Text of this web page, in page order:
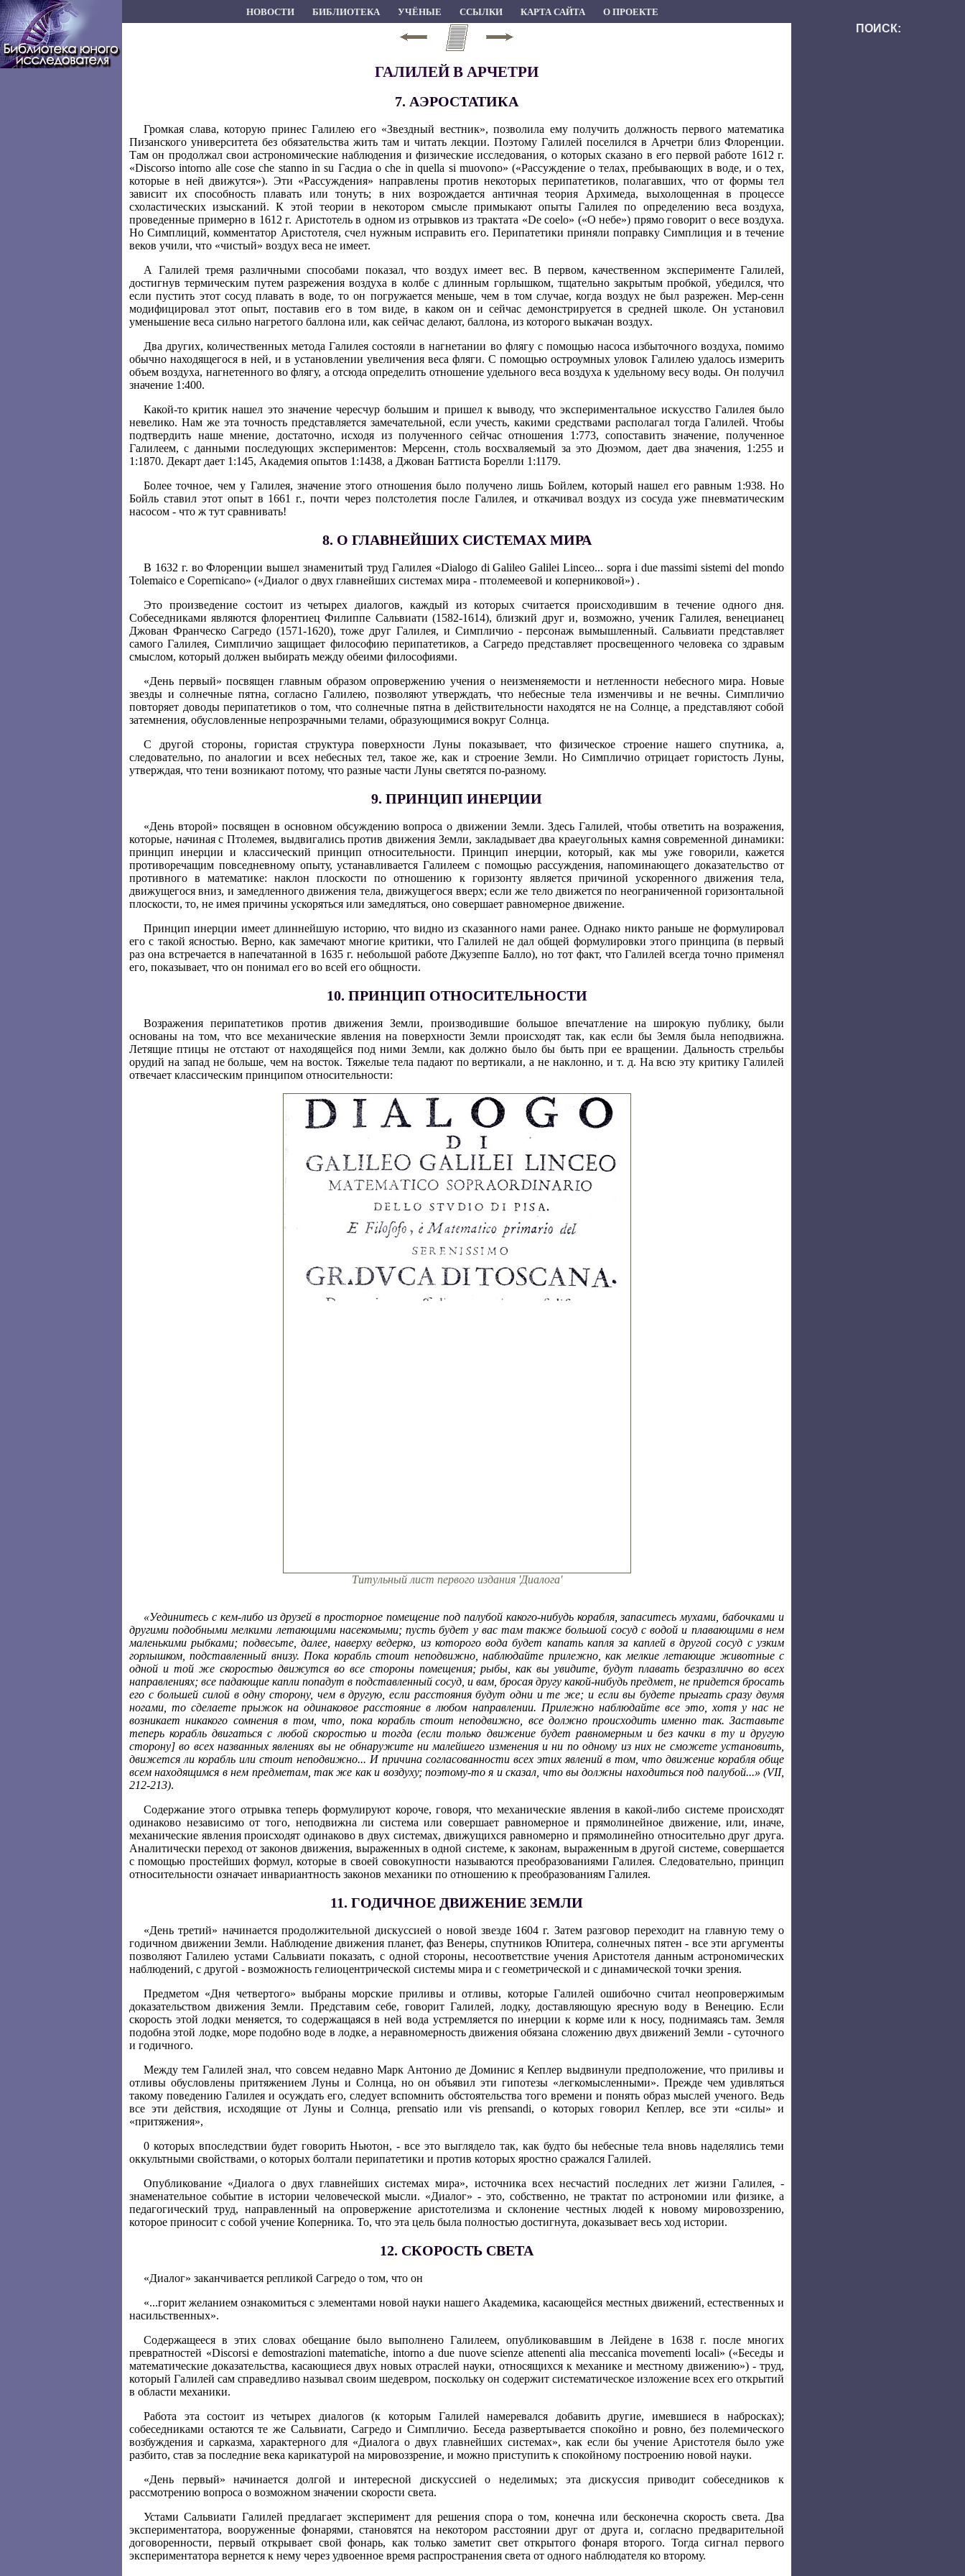
НОВОСТИ БИБЛИОТЕКА УЧЁНЫЕ ССЫЛКИ КАРТА САЙТА О ПРОЕКТЕ
ГАЛИЛЕЙ В АРЧЕТРИ
7. АЭРОСТАТИКА
Громкая слава, которую принес Галилею его «Звездный вестник», позволила ему получить должность первого математика
Пизанского университета без обязательства жить там и читать лекции. Поэтому Галилей поселился в Арчетри близ Флоренции.
Там он продолжал свои астрономические наблюдения и физические исследования, о которых сказано в его первой работе 1612 г.
«Discorso intorno alle cose che stanno in su Гасдиа о che in quella si muovono» («Рассуждение о телах, пребывающих в воде, и о тех,
которые в ней движутся»). Эти «Рассуждения» направлены против некоторых перипатетиков, полагавших, что от формы тел
зависит их способность плавать или тонуть; в них возрождается античная теория Архимеда, выхолощенная в процессе
схоластических изысканий. К этой теории в некотором смысле примыкают опыты Галилея по определению веса воздуха,
проведенные примерно в 1612 г. Аристотель в одном из отрывков из трактата «De coelo» («О небе») прямо говорит о весе воздуха.
Но Симплиций, комментатор Аристотеля, счел нужным исправить его. Перипатетики приняли поправку Симплиция и в течение
веков учили, что «чистый» воздух веса не имеет.
А Галилей тремя различными способами показал, что воздух имеет вес. В первом, качественном эксперименте Галилей,
достигнув термическим путем разрежения воздуха в колбе с длинным горлышком, тщательно закрытым пробкой, убедился, что
если пустить этот сосуд плавать в воде, то он погружается меньше, чем в том случае, когда воздух не был разрежен. Мер-сенн
модифицировал этот опыт, поставив его в том виде, в каком он и сейчас демонстрируется в средней школе. Он установил
уменьшение веса сильно нагретого баллона или, как сейчас делают, баллона, из которого выкачан воздух.
Два других, количественных метода Галилея состояли в нагнетании во флягу с помощью насоса избыточного воздуха, помимо
обычно находящегося в ней, и в установлении увеличения веса фляги. С помощью остроумных уловок Галилею удалось измерить
объем воздуха, нагнетенного во флягу, а отсюда определить отношение удельного веса воздуха к удельному весу воды. Он получил
значение 1:400.
Какой-то критик нашел это значение чересчур большим и пришел к выводу, что экспериментальное искусство Галилея было
невелико. Нам же эта точность представляется замечательной, если учесть, какими средствами располагал тогда Галилей. Чтобы
подтвердить наше мнение, достаточно, исходя из полученного сейчас отношения 1:773, сопоставить значение, полученное
Галилеем, с данными последующих экспериментов: Мерсенн, столь восхваляемый за это Дюэмом, дает два значения, 1:255 и
1:1870. Декарт дает 1:145, Академия опытов 1:1438, а Джован Баттиста Борелли 1:1179.
Более точное, чем у Галилея, значение этого отношения было получено лишь Бойлем, который нашел его равным 1:938. Но
Бойль ставил этот опыт в 1661 г., почти через полстолетия после Галилея, и откачивал воздух из сосуда уже пневматическим
насосом - что ж тут сравнивать!
8. О ГЛАВНЕЙШИХ СИСТЕМАХ МИРА
В 1632 г. во Флоренции вышел знаменитый труд Галилея «Dialogo di Galileo Galilei Linceo... sopra i due massimi sistemi del mondo
Tolemaico e Copernicano» («Диалог о двух главнейших системах мира - птолемеевой и коперниковой») .
Это произведение состоит из четырех диалогов, каждый из которых считается происходившим в течение одного дня.
Собеседниками являются флорентиец Филиппе Сальвиати (1582-1614), близкий друг и, возможно, ученик Галилея, венецианец
Джован Франческо Сагредо (1571-1620), тоже друг Галилея, и Симпличио - персонаж вымышленный. Сальвиати представляет
самого Галилея, Симпличио защищает философию перипатетиков, а Сагредо представляет просвещенного человека со здравым
смыслом, который должен выбирать между обеими философиями.
«День первый» посвящен главным образом опровержению учения о неизменяемости и нетленности небесного мира. Новые
звезды и солнечные пятна, согласно Галилею, позволяют утверждать, что небесные тела изменчивы и не вечны. Симпличио
повторяет доводы перипатетиков о том, что солнечные пятна в действительности находятся не на Солнце, а представляют собой
затемнения, обусловленные непрозрачными телами, образующимися вокруг Солнца.
С другой стороны, гористая структура поверхности Луны показывает, что физическое строение нашего спутника, а,
следовательно, по аналогии и всех небесных тел, такое же, как и строение Земли. Но Симпличио отрицает гористость Луны,
утверждая, что тени возникают потому, что разные части Луны светятся по-разному.
9. ПРИНЦИП ИНЕРЦИИ
«День второй» посвящен в основном обсуждению вопроса о движении Земли. Здесь Галилей, чтобы ответить на возражения,
которые, начиная с Птолемея, выдвигались против движения Земли, закладывает два краеугольных камня современной динамики:
принцип инерции и классический принцип относительности. Принцип инерции, который, как мы уже говорили, кажется
противоречащим повседневному опыту, устанавливается Галилеем с помощью рассуждения, напоминающего доказательство от
противного в математике: наклон плоскости по отношению к горизонту является причиной ускоренного движения тела,
движущегося вниз, и замедленного движения тела, движущегося вверх; если же тело движется по неограниченной горизонтальной
плоскости, то, не имея причины ускоряться или замедляться, оно совершает равномерное движение.
Принцип инерции имеет длиннейшую историю, что видно из сказанного нами ранее. Однако никто раньше не формулировал
его с такой ясностью. Верно, как замечают многие критики, что Галилей не дал общей формулировки этого принципа (в первый
раз она встречается в напечатанной в 1635 г. небольшой работе Джузеппе Балло), но тот факт, что Галилей всегда точно применял
его, показывает, что он понимал его во всей его общности.
10. ПРИНЦИП ОТНОСИТЕЛЬНОСТИ
Возражения перипатетиков против движения Земли, производившие большое впечатление на широкую публику, были
основаны на том, что все механические явления на поверхности Земли происходят так, как если бы Земля была неподвижна.
Летящие птицы не отстают от находящейся под ними Земли, как должно было бы быть при ее вращении. Дальность стрельбы
орудий на запад не больше, чем на восток. Тяжелые тела падают по вертикали, а не наклонно, и т. д. На всю эту критику Галилей
отвечает классическим принципом относительности:
Титульный лист первого издания 'Диалога'
«Уединитесь с кем-либо из друзей в просторное помещение под палубой какого-нибудь корабля, запаситесь мухами, бабочками и
другими подобными мелкими летающими насекомыми; пусть будет у вас там также большой сосуд с водой и плавающими в нем
маленькими рыбками; подвесьте, далее, наверху ведерко, из которого вода будет капать капля за каплей в другой сосуд с узким
горлышком, подставленный внизу. Пока корабль стоит неподвижно, наблюдайте прилежно, как мелкие летающие животные с
одной и той же скоростью движутся во все стороны помещения; рыбы, как вы увидите, будут плавать безразлично во всех
направлениях; все падающие капли попадут в подставленный сосуд, и вам, бросая другу какой-нибудь предмет, не придется бросать
его с большей силой в одну сторону, чем в другую, если расстояния будут одни и те же; и если вы будете прыгать сразу двумя
ногами, то сделаете прыжок на одинаковое расстояние в любом направлении. Прилежно наблюдайте все это, хотя у нас не
возникает никакого сомнения в том, что, пока корабль стоит неподвижно, все должно происходить именно так. Заставьте
теперь корабль двигаться с любой скоростью и тогда (если только движение будет равномерным и без качки в ту и другую
сторону] во всех названных явлениях вы не обнаружите ни малейшего изменения и ни по одному из них не сможете установить,
движется ли корабль или стоит неподвижно... И причина согласованности всех этих явлений в том, что движение корабля обще
всем находящимся в нем предметам, так же как и воздуху; поэтому-то я и сказал, что вы должны находиться под палубой...» (VII,
212-213).
Содержание этого отрывка теперь формулируют короче, говоря, что механические явления в какой-либо системе происходят
одинаково независимо от того, неподвижна ли система или совершает равномерное и прямолинейное движение, или, иначе,
механические явления происходят одинаково в двух системах, движущихся равномерно и прямолинейно относительно друг друга.
Аналитически переход от законов движения, выраженных в одной системе, к законам, выраженным в другой системе, совершается
с помощью простейших формул, которые в своей совокупности называются преобразованиями Галилея. Следовательно, принцип
относительности означает инвариантность законов механики по отношению к преобразованиям Галилея.
11. ГОДИЧНОЕ ДВИЖЕНИЕ ЗЕМЛИ
«День третий» начинается продолжительной дискуссией о новой звезде 1604 г. Затем разговор переходит на главную тему о
годичном движении Земли. Наблюдение движения планет, фаз Венеры, спутников Юпитера, солнечных пятен - все эти аргументы
позволяют Галилею устами Сальвиати показать, с одной стороны, несоответствие учения Аристотеля данным астрономических
наблюдений, с другой - возможность гелиоцентрической системы мира и с геометрической и с динамической точки зрения.
Предметом «Дня четвертого» выбраны морские приливы и отливы, которые Галилей ошибочно считал неопровержимым
доказательством движения Земли. Представим себе, говорит Галилей, лодку, доставляющую яресную воду в Венецию. Если
скорость этой лодки меняется, то содержащаяся в ней вода устремляется по инерции к корме или к носу, поднимаясь там. Земля
подобна этой лодке, море подобно воде в лодке, а неравномерность движения обязана сложению двух движений Земли - суточного
и годичного.
Между тем Галилей знал, что совсем недавно Марк Антонио де Доминис я Кеплер выдвинули предположение, что приливы и
отливы обусловлены притяжением Луны и Солнца, но он объявил эти гипотезы «легкомысленными». Прежде чем удивляться
такому поведению Галилея и осуждать его, следует вспомнить обстоятельства того времени и понять образ мыслей ученого. Ведь
все эти действия, исходящие от Луны и Солнца, prensatio или vis prensandi, о которых говорил Кеплер, все эти «силы» и
«притяжения»,
0 которых впоследствии будет говорить Ньютон, - все это выглядело так, как будто бы небесные тела вновь наделялись теми
оккультными свойствами, о которых болтали перипатетики и против которых яростно сражался Галилей.
Опубликование «Диалога о двух главнейших системах мира», источника всех несчастий последних лет жизни Галилея, -
знаменательное событие в истории человеческой мысли. «Диалог» - это, собственно, не трактат по астрономии или физике, а
педагогический труд, направленный на опровержение аристотелизма и склонение честных людей к новому мировоззрению,
которое приносит с собой учение Коперника. То, что эта цель была полностью достигнута, доказывает весь ход истории.
12. СКОРОСТЬ СВЕТА
«Диалог» заканчивается репликой Сагредо о том, что он
«...горит желанием ознакомиться с элементами новой науки нашего Академика, касающейся местных движений, естественных и
насильственных».
Содержащееся в этих словах обещание было выполнено Галилеем, опубликовавшим в Лейдене в 1638 г. после многих
превратностей «Discorsi e demostrazioni matematiche, intorno a due nuove scienze attenenti alia meccanica movementi locali» («Беседы и
математические доказательства, касающиеся двух новых отраслей науки, относящихся к механике и местному движению») - труд,
который Галилей сам справедливо называл своим шедевром, поскольку он содержит систематическое изложение всех его открытий
в области механики.
Работа эта состоит из четырех диалогов (к которым Галилей намеревался добавить другие, имевшиеся в набросках);
собеседниками остаются те же Сальвиати, Сагредо и Симпличио. Беседа развертывается спокойно и ровно, без полемического
возбуждения и сарказма, характерного для «Диалога о двух главнейших системах», как если бы учение Аристотеля было уже
разбито, став за последние века карикатурой на мировоззрение, и можно приступить к спокойному построению новой науки.
«День первый» начинается долгой и интересной дискуссией о неделимых; эта дискуссия приводит собеседников к
рассмотрению вопроса о возможном значении скорости света.
Устами Сальвиати Галилей предлагает эксперимент для решения спора о том, конечна или бесконечна скорость света. Два
экспериментатора, вооруженные фонарями, становятся на некотором расстоянии друг от друга и, согласно предварительной
договоренности, первый открывает свой фонарь, как только заметит свет открытого фонаря второго. Тогда сигнал первого
экспериментатора вернется к нему через удвоенное время распространения света от одного наблюдателя ко второму.
ПОИСК: